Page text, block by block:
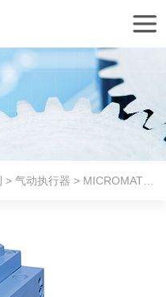
>气动执行器 > MICROMATIC旋转执行器